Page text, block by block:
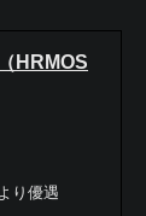
HRMOS
り優遇